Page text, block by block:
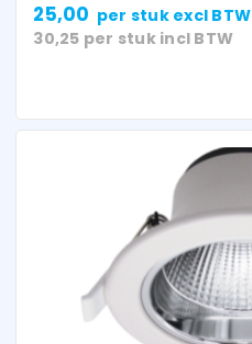
25,00 per stukexcl BTW
30,25 per stuk incl BTW